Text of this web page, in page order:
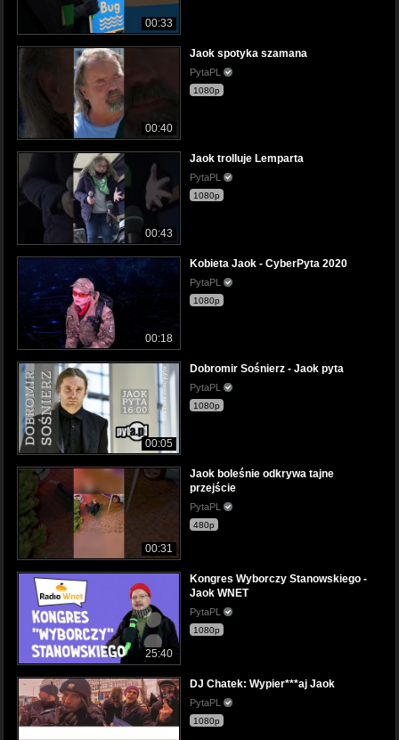
00:33
00:40
Jaok spotyka szamana
PytaPL
1080p
00:43
Jaok trolluje Lemparta
PytaPL
1080p
00:18
Kobieta Jaok - CyberPyta 2020
PytaPL
1080p
00:05
Dobromir Sośnierz - Jaok pyta
PytaPL
1080p
00:31
Jaok boleśnie odkrywa tajne
przejście
PytaPL
480p
25:40
Kongres Wyborczy Stanowskiego -
Jaok WNET
PytaPL
1080p
DJ Chatek: Wypier***aj Jaok
PytaPL
1080p